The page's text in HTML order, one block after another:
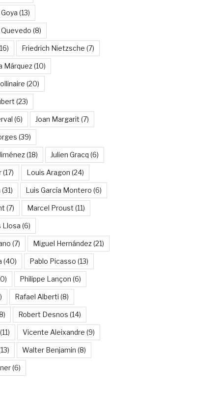
(13)
(8)
Friedrich Nietzsche (7)
Márquez(10)
(20)
(23)
(6) Joan Margarit (7)
(39)
(18) Julien Gracq (6)
(17) Louis Aragon (24)
(31) Luis García Montero (6)
(7) Marcel Proust (11)
Llosa (6)
(7) Miguel Hernández(21)
(40) Pablo Picasso (13)
Philippe Lançon (6)
Rafael Alberti (8)
Robert Desnos (14)
(11) Vicente Aleixandre (9)
Walter Benjamin (8)
(6)